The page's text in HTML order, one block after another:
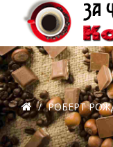
Воскресенье,
/ РОБЕРТ